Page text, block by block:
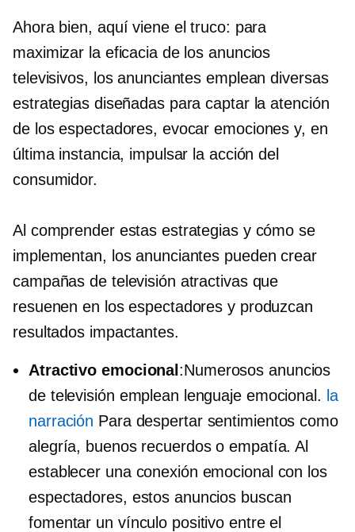
Ahora bien, aquí viene el truco: para
maximizar la eficacia de los anuncios
televisivos, los anunciantes emplean diversas
estrategias diseñadas para captar la atención
de los espectadores, evocar emociones y, en
última instancia, impulsar la acción del
consumidor.
Al comprender estas estrategias y cómo se
implementan, los anunciantes pueden crear
campañas de televisión atractivas que
resuenen en los espectadores y produzcan
resultados impactantes.
Atractivo emocional :Numerosos anuncios
de televisión emplean lenguaje emocional. la
narración Para despertar sentimientos como
alegría, buenos recuerdos o empatía. Al
establecer una conexión emocional con los
espectadores, estos anuncios buscan
fomentar un vínculo positivo entre el